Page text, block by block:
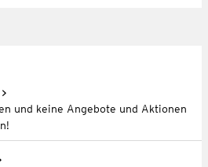
und keine Angebote und Aktionen